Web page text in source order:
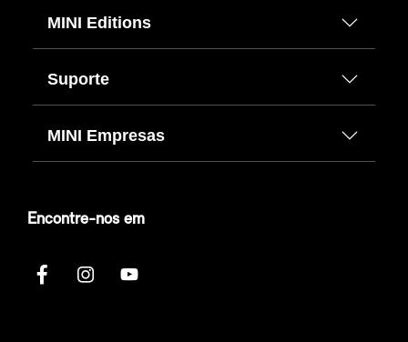
MINI Editions
Suporte
MINI Empresas
Encontre-nos em